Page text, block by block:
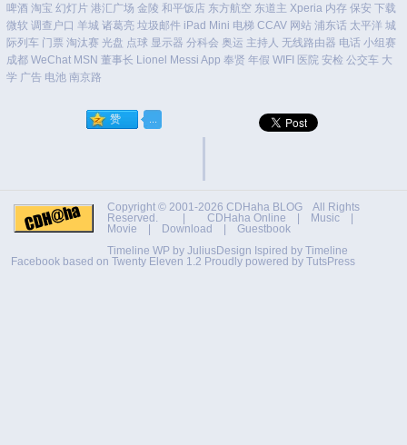
啤酒 淘宝 幻灯片 港汇广场 金陵 和平饭店 东方航空 东道主 Xperia 内存 保安 下载
微软 调查户口 羊城 诸葛亮 垃圾邮件 iPad Mini 电梯 CCAV 网站 浦东话 太平洋 城
际列车 门票 淘汰赛 光盘 点球 显示器 分科会 奥运 主持人 无线路由器 电话 小组赛
成都 WeChat MSN 董事长 Lionel Messi App 奉贤 年假 WIFI 医院 安检 公交车 大
学 广告 电池 南京路
Copyright © 2001-2026 CDHaha BLOG All Rights
Reserved. | CDHaha Online | Music |
Movie | Download | Guestbook
Timeline WP by JuliusDesign Ispired by Timeline
Facebook based on Twenty Eleven 1.2 Proudly powered by TutsPress